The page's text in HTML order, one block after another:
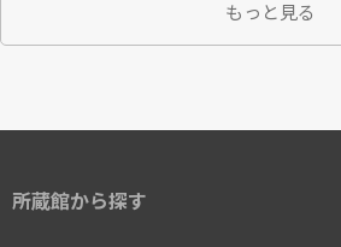
もっと見る
所蔵館から探す